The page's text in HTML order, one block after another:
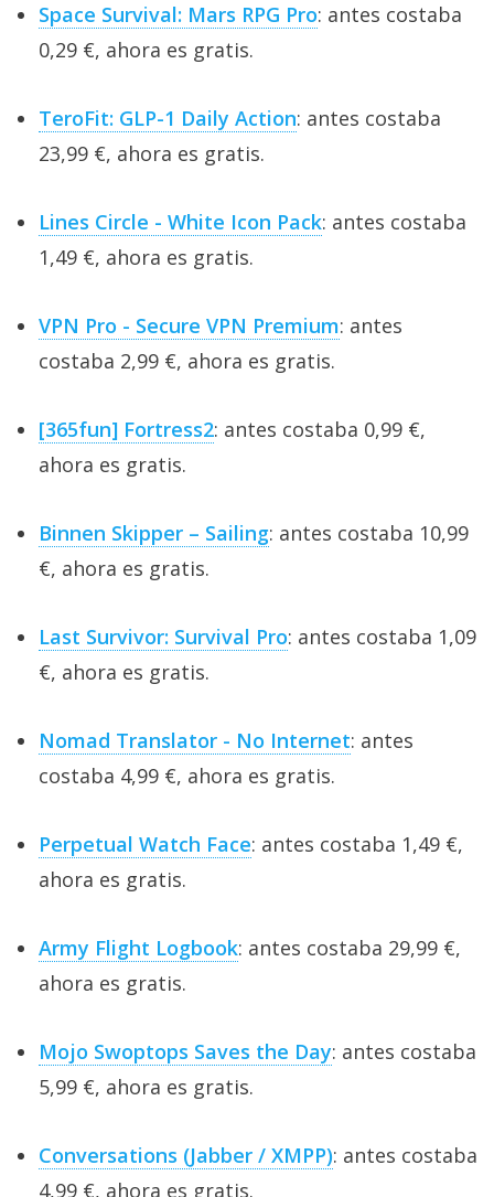
Space Survival: Mars RPG Pro: antes costaba
0,29 €, ahora es gratis.
TeroFit: GLP-1 Daily Action: antes costaba
23,99 €, ahora es gratis.
Lines Circle - White Icon Pack: antes costaba
1,49 €, ahora es gratis.
VPN Pro - Secure VPN Premium: antes
costaba 2,99 €, ahora es gratis.
[365fun] Fortress2: antes costaba 0,99 €,
ahora es gratis.
Binnen Skipper – Sailing: antes costaba 10,99
€, ahora es gratis.
Last Survivor: Survival Pro: antes costaba 1,09
€, ahora es gratis.
Nomad Translator - No Internet: antes
costaba 4,99 €, ahora es gratis.
Perpetual Watch Face: antes costaba 1,49 €,
ahora es gratis.
Army Flight Logbook: antes costaba 29,99 €,
ahora es gratis.
Mojo Swoptops Saves the Day: antes costaba
5,99 €, ahora es gratis.
Conversations (Jabber / XMPP): antes costaba
4,99 €, ahora es gratis.